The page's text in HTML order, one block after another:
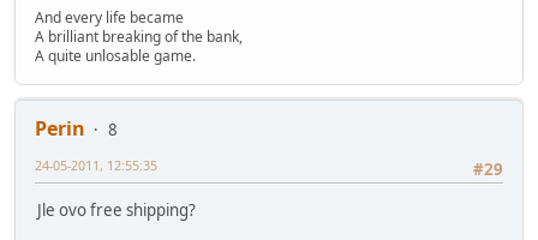
And every life became
A brilliant breaking of the bank,
A quite unlosable game.
Perin
8
#29
24-05-2011, 12:55:35
Jle ovo free shipping?